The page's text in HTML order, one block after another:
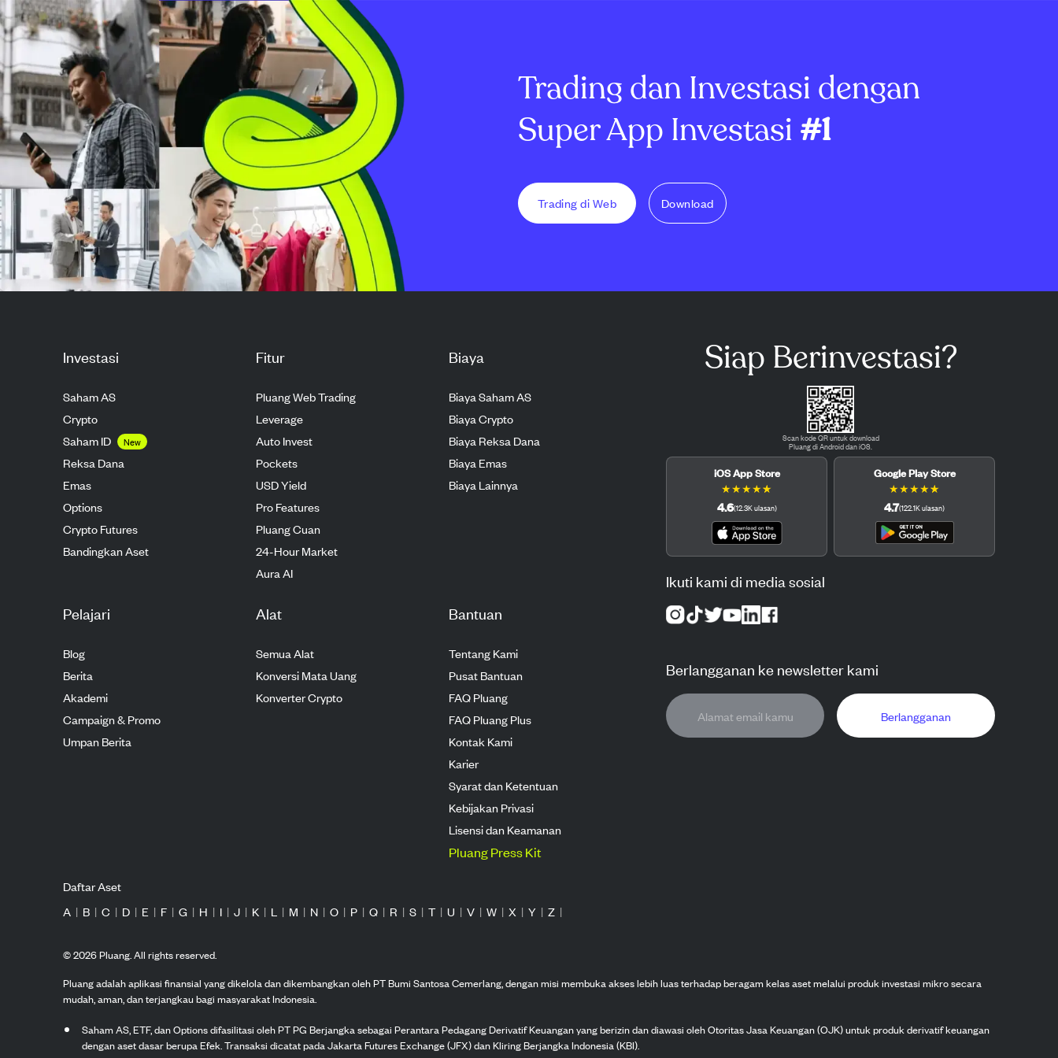
menunjukkan kesehatan
keuangan yang solid dengan
peningkatan...
melampaui estimasi hingga
75%. Penjualan tertulis seb...
pemasukan tuna...Trading dan Investasi dengan
Super App Investasi #1
Trading di Web Download
Investasi
Saham AS
Crypto
Saham ID
New
Reksa Dana
Emas
Options
Crypto Futures
Bandingkan Aset
Fitur
Pluang Web Trading
Leverage
Auto Invest
Pockets
USD Yield
Pro Features
Pluang Cuan
24-Hour Market
Aura AI
Biaya
Biaya Saham AS
Biaya Crypto
Biaya Reksa Dana
Biaya Emas
Biaya Lainnya
Pelajari
Blog
Berita
Akademi
Campaign & Promo
Umpan Berita
Alat
Semua Alat
Konversi Mata Uang
Konverter Crypto
Bantuan
Tentang Kami
Pusat Bantuan
FAQ Pluang
FAQ Pluang Plus
Kontak Kami
Karier
Syarat dan Ketentuan
Kebijakan Privasi
Lisensi dan Keamanan
Pluang Press Kit
Siap Berinvestasi?
Scan kode QR untuk download
Pluang di Android dan iOS.
iOS App Store
★★★★★
4.6(12.3Kulasan)
Google Play Store
★★★★★
4.7(122.1Kulasan)
Ikuti kami di media sosial
Berlangganan ke newsletter kami
Berlangganan
Daftar Aset
A | B | C | D | E | F | G | H | I | J | K | L | M | N | O | P | Q | R | S | T | U | V | W | X | Y | Z |
©2026Pluang. All rights reserved.
Pluang adalah aplikasi finansial yang dikelola dan dikembangkan oleh PT Bumi Santosa Cemerlang, dengan misi membuka akses lebih luas terhadap beragam kelas aset melalui produk investasi mikro secara
mudah, aman, dan terjangkau bagi masyarakat Indonesia.
Saham AS, ETF, dan Options difasilitasi oleh PT PG Berjangka sebagai Perantara Pedagang Derivatif Keuangan yang berizin dan diawasi oleh Otoritas Jasa Keuangan (OJK) untuk produk derivatif keuangan
dengan aset dasar berupa Efek. Transaksi dicatat pada Jakarta Futures Exchange (JFX) dan Kliring Berjangka Indonesia (KBI).